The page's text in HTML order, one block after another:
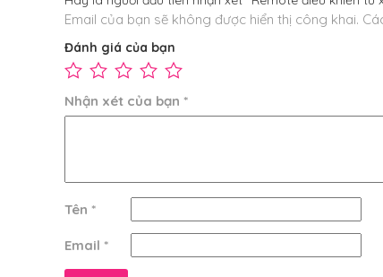
Email của bạn sẽ không được hiển thị công khai.
Đánh giá của bạn
Nhận xét của bạn *
Tên *
Email *